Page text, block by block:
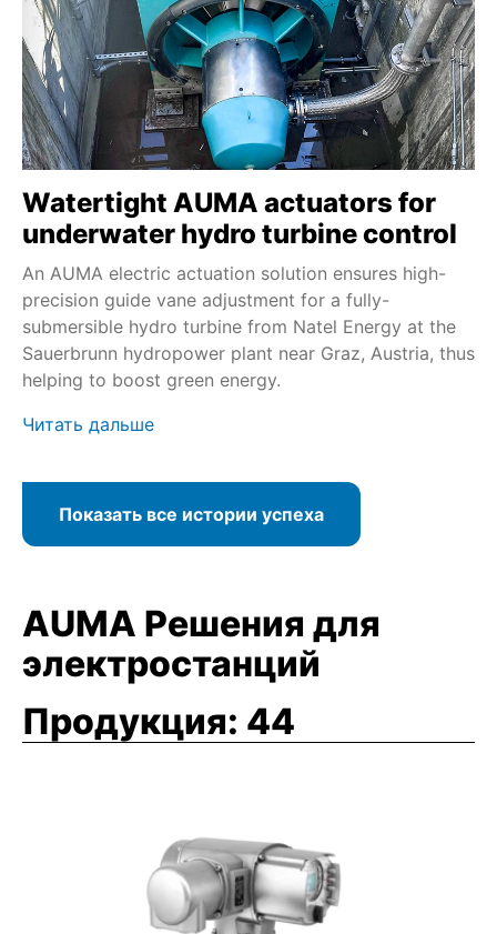
Watertight AUMA actuators for
underwater hydro turbine control
An AUMA electric actuation solution ensures high-
precision guide vane adjustment for a fully-
submersible hydro turbine from Natel Energy at the
Sauerbrunn hydropower plant near Graz, Austria, thus
helping to boost green energy.
Читать дальше
Показать все истории успеха
AUMA Решения для
электростанций
Продукция: 44